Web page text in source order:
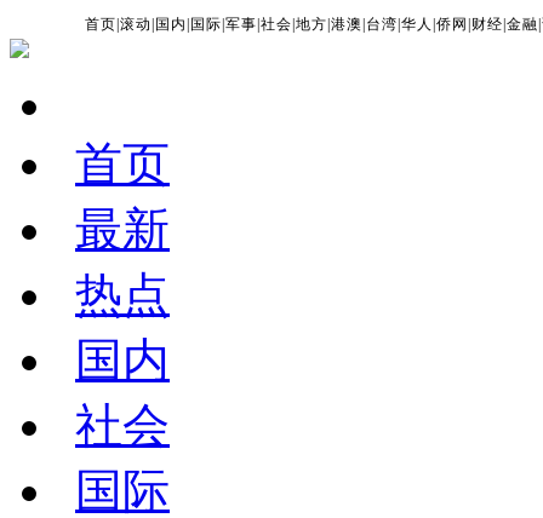
首页 |滚动 国内 国际 |军事 |社会 |地方 |港澳 台湾 |华人 |侨网 财经 |金融 |
首页
最新
热点
国内
社会
国际